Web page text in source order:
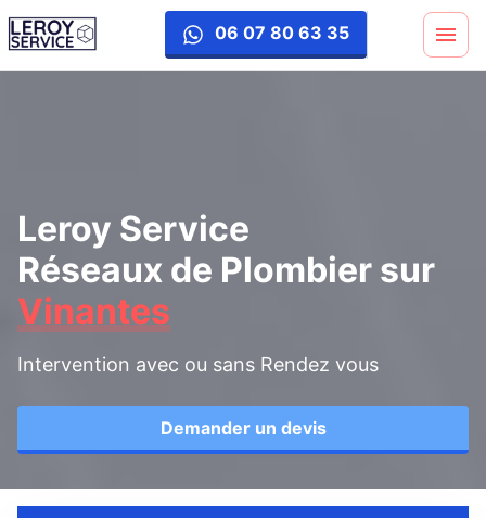
06 07 80 63 35
Leroy Service
Réseaux de Plombier sur
Vinantes
Intervention avec ou sans Rendez vous
Demander un devis